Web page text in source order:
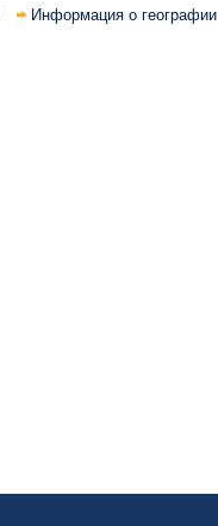
Информация о географии